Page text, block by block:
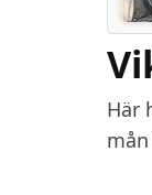
Här